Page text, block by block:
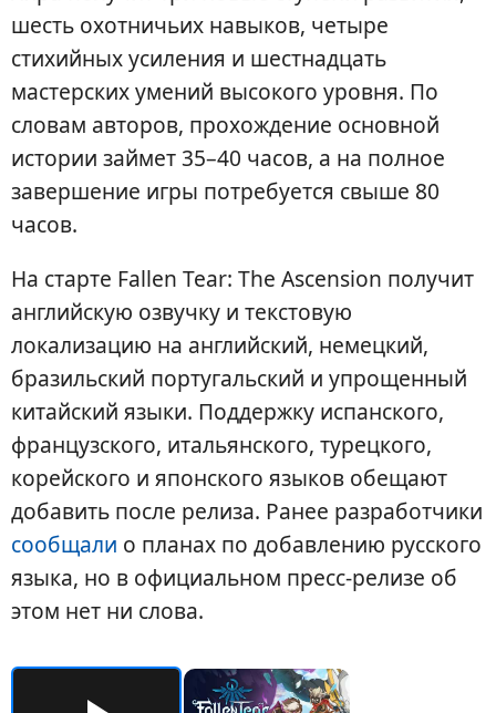
шесть охотничьих навыков, четыре
стихийных усиления и шестнадцать
мастерских умений высокого уровня. По
словам авторов, прохождение основной
истории займет 35–40 часов, а на полное
завершение игры потребуется свыше 80
часов.
На старте Fallen Tear: The Ascension получит
английскую озвучку и текстовую
локализацию на английский, немецкий,
бразильский португальский и упрощенный
китайский языки. Поддержку испанского,
французского, итальянского, турецкого,
корейского и японского языков обещают
добавить после релиза. Ранее разработчики
сообщали о планах по добавлению русского
языка, но в официальном пресс-релизе об
этом нет ни слова.